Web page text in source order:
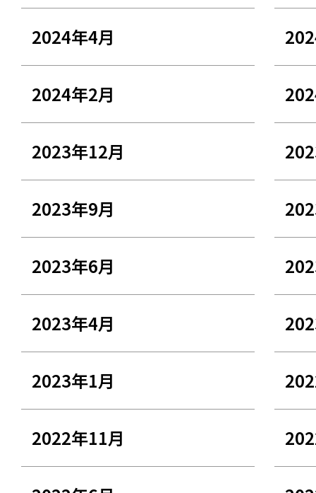
2024年4月
2024年2月
2023年12月
2023年9月
2023年6月
2023年4月
2023年1月
2022年11月